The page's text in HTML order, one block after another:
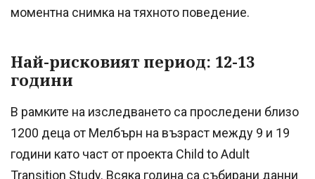
моментна снимка на тяхното поведение.
Най-рисковият период: 12-13
години
В рамките на изследването са проследени близо
1200 деца от Мелбърн на възраст между 9 и 19
години като част от проекта Child to Adult
Transition Study. Всяка година са събирани данни